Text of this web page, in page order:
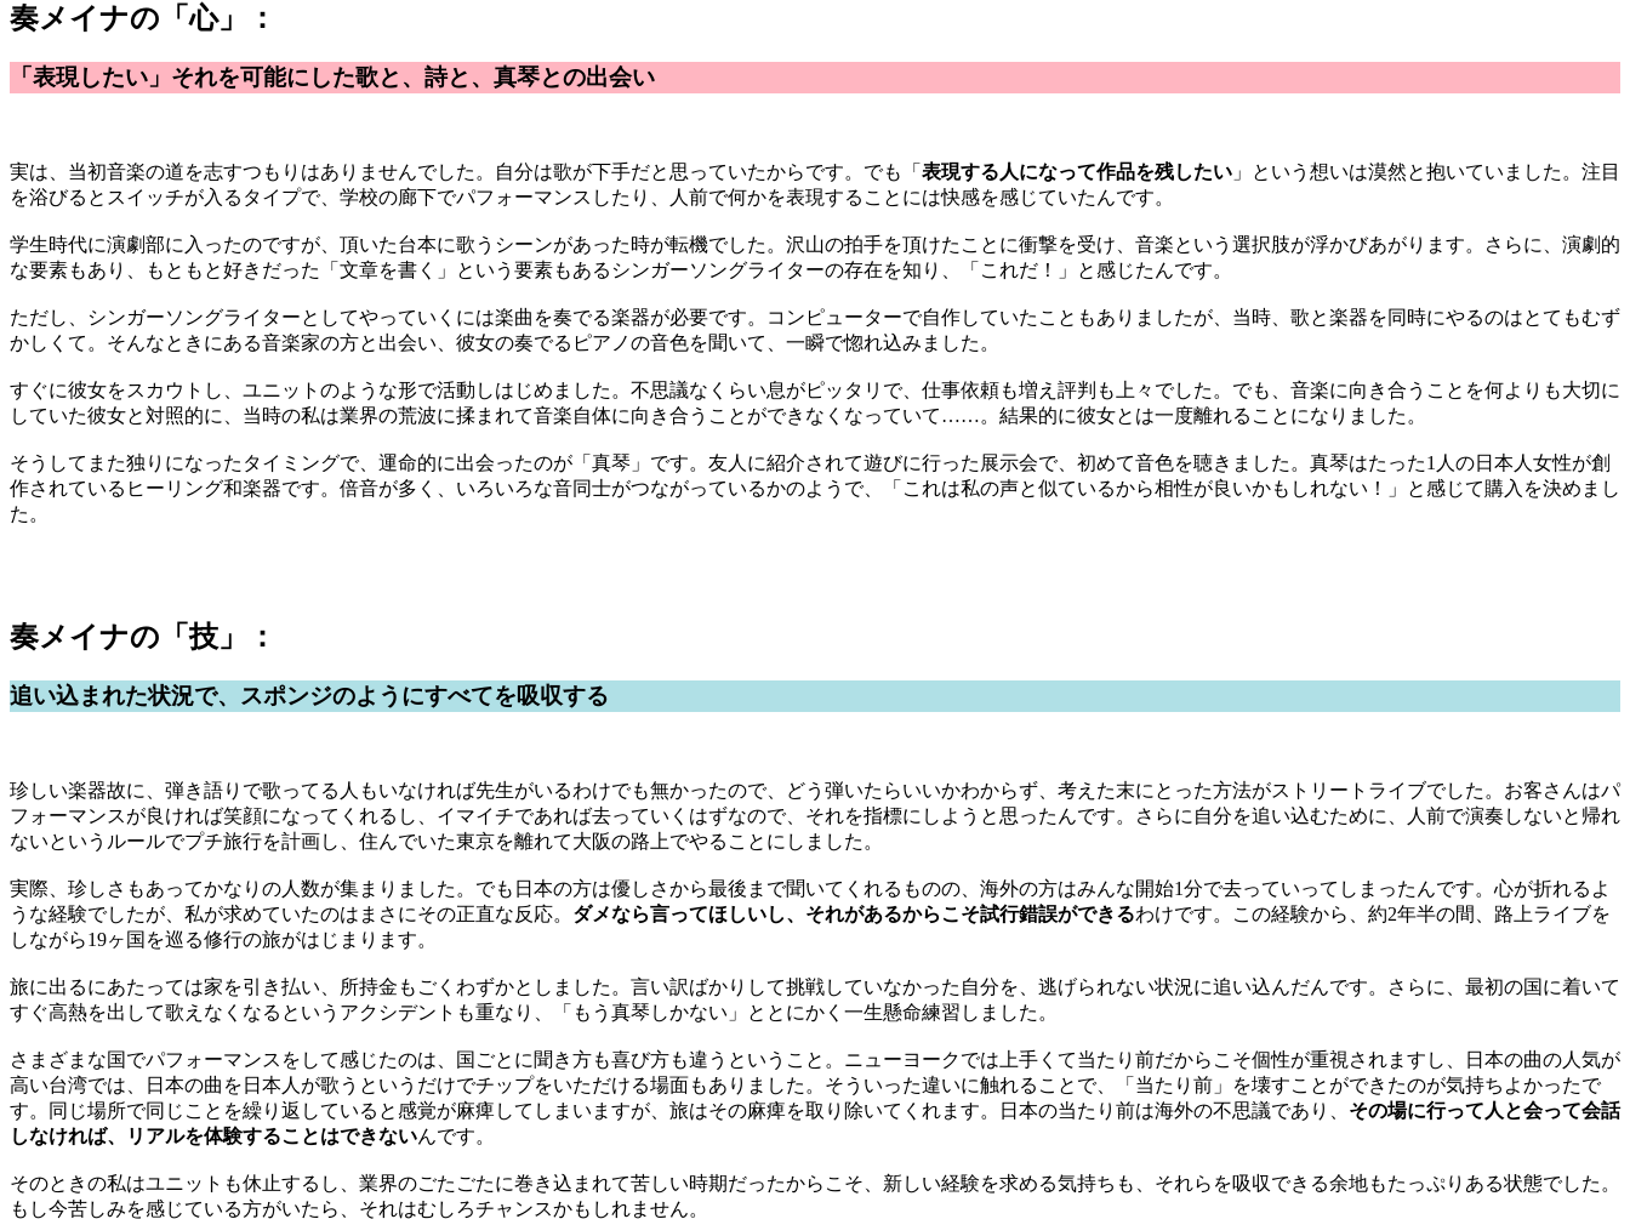
奏メイナの「心」：
「表現したい」それを可能にした歌と、詩と、真琴との出会い
実は、当初音楽の道を志すつもりはありませんでした。自分は歌が下手だと思っていたからです。でも「 表現する人になって作品を残したい 」という想いは漠然と抱いていました。注目
を浴びるとスイッチが入るタイプで、学校の廊下でパフォーマンスしたり、人前で何かを表現することには快感を感じていたんです。
学生時代に演劇部に入ったのですが、頂いた台本に歌うシーンがあった時が転機でした。沢山の拍手を頂けたことに衝撃を受け、音楽という選択肢が浮かびあがります。さらに、演劇的
な要素もあり、もともと好きだった「文章を書く」という要素もあるシンガーソングライターの存在を知り、「これだ！」と感じたんです。
ただし、シンガーソングライターとしてやっていくには楽曲を奏でる楽器が必要です。コンピューターで自作していたこともありましたが、当時、歌と楽器を同時にやるのはとてもむず
かしくて。そんなときにある音楽家の方と出会い、彼女の奏でるピアノの音色を聞いて、一瞬で惚れ込みました。
すぐに彼女をスカウトし、ユニットのような形で活動しはじめました。不思議なくらい息がピッタリで、仕事依頼も増え評判も上々でした。でも、音楽に向き合うことを何よりも大切に
していた彼女と対照的に、当時の私は業界の荒波に揉まれて音楽自体に向き合うことができなくなっていて……。結果的に彼女とは一度離れることになりました。
そうしてまた独りになったタイミングで、運命的に出会ったのが「真琴」です。友人に紹介されて遊びに行った展示会で、初めて音色を聴きました。真琴はたった1人の日本人女性が創
作されているヒーリング和楽器です。倍音が多く、いろいろな音同士がつながっているかのようで、「これは私の声と似ているから相性が良いかもしれない！」と感じて購入を決めまし
た。
奏メイナの「技」：
追い込まれた状況で、スポンジのようにすべてを吸収する
珍しい楽器故に、弾き語りで歌ってる人もいなければ先生がいるわけでも無かったので、どう弾いたらいいかわからず、考えた末にとった方法がストリートライブでした。お客さんはパ
フォーマンスが良ければ笑顔になってくれるし、イマイチであれば去っていくはずなので、それを指標にしようと思ったんです。さらに自分を追い込むために、人前で演奏しないと帰れ
ないというルールでプチ旅行を計画し、住んでいた東京を離れて大阪の路上でやることにしました。
実際、珍しさもあってかなりの人数が集まりました。でも日本の方は優しさから最後まで聞いてくれるものの、海外の方はみんな開始1分で去っていってしまったんです。心が折れるよ
うな経験でしたが、私が求めていたのはまさにその正直な反応。 ダメなら言ってほしいし、それがあるからこそ試行錯誤ができるわけです。この経験から、約2年半の間、路上ライブを
しながら19ヶ国を巡る修行の旅がはじまります。
旅に出るにあたっては家を引き払い、所持金もごくわずかとしました。言い訳ばかりして挑戦していなかった自分を、逃げられない状況に追い込んだんです。さらに、最初の国に着いて
すぐ高熱を出して歌えなくなるというアクシデントも重なり、「もう真琴しかない」ととにかく一生懸命練習しました。
さまざまな国でパフォーマンスをして感じたのは、国ごとに聞き方も喜び方も違うということ。ニューヨークでは上手くて当たり前だからこそ個性が重視されますし、日本の曲の人気が
高い台湾では、日本の曲を日本人が歌うというだけでチップをいただける場面もありました。そういった違いに触れることで、「当たり前」を壊すことができたのが気持ちよかったで
す。同じ場所で同じことを繰り返していると感覚が麻痺してしまいますが、旅はその麻痺を取り除いてくれます。日本の当たり前は海外の不思議であり、 その場に行って人と会って会話
しなければ、リアルを体験することはできないんです。
そのときの私はユニットも休止するし、業界のごたごたに巻き込まれて苦しい時期だったからこそ、新しい経験を求める気持ちも、それらを吸収できる余地もたっぷりある状態でした。
もし今苦しみを感じている方がいたら、それはむしろチャンスかもしれません。